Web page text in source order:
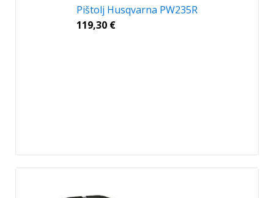
Pištolj Husqvarna PW235R
119,30 €